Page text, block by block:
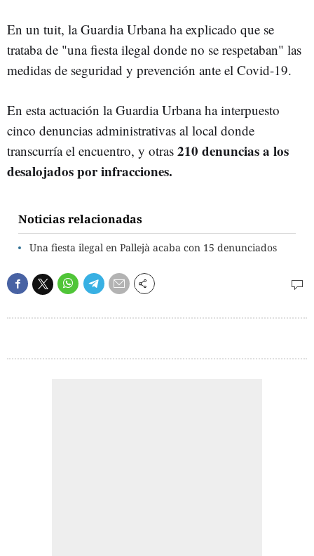
En un tuit, la Guardia Urbana ha explicado que se
trataba de "una fiesta ilegal donde no se respetaban" las
medidas de seguridad y prevención ante el Covid-19.
En esta actuación la Guardia Urbana ha interpuesto
cinco denuncias administrativas al local donde
transcurría el encuentro, y otras 210 denuncias a los
desalojados por infracciones.
Noticias relacionadas
Una fiesta ilegal en Pallejà acaba con 15 denunciados